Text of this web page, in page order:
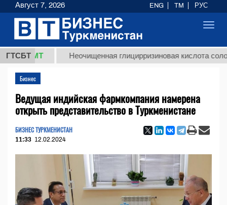
ГТСБТ Неочищенная глицирризиновая кислота
Бизнес
Ведущая индийская фармкомпания намерена
открыть представительство в Туркменистане
БИЗНЕС ТУРКМЕНИСТАН
11:33 12.02.2024
Август 7, 2026 ENG TM РУС